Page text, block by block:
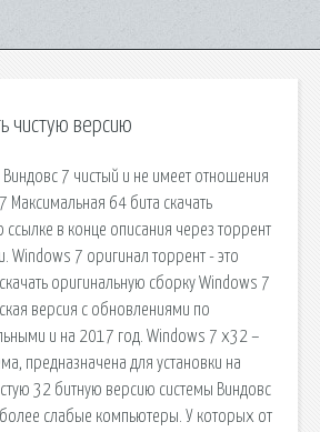
чистую версию
Виндовс 7 чистый и не имеет отношения
Максимальная 64 бита скачать
в конце описания через торрент
Windows 7 оригинал торрент - это
оригинальную сборку Windows 7
версия с обновлениями по
и на 2017 год. Windows 7 x32 –
предназначена для установки на
32 битную версию системы Виндовс
слабые компьютеры. У которых от